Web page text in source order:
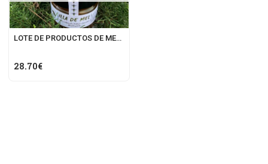
LOTE DE PRODUCTOS DE MENORCA. QUESOS Y MIEL.
28.70€